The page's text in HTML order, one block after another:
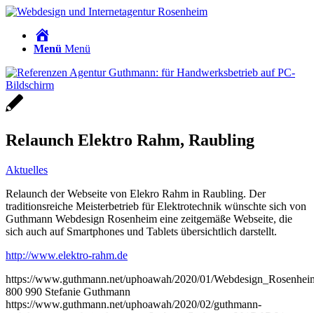
Menü Menü
Relaunch Elektro Rahm, Raubling
Aktuelles
Relaunch der Webseite von Elekro Rahm in Raubling. Der
traditionsreiche Meisterbetrieb für Elektrotechnik wünschte sich von
Guthmann Webdesign Rosenheim eine zeitgemäße Webseite, die
sich auch auf Smartphones und Tablets übersichtlich darstellt.
http://www.elektro-rahm.de
https://www.guthmann.net/uphoawah/2020/01/
800 990 Stefanie Guthmann
https://www.guthmann.net/uphoawah/2020/02/guthmann-